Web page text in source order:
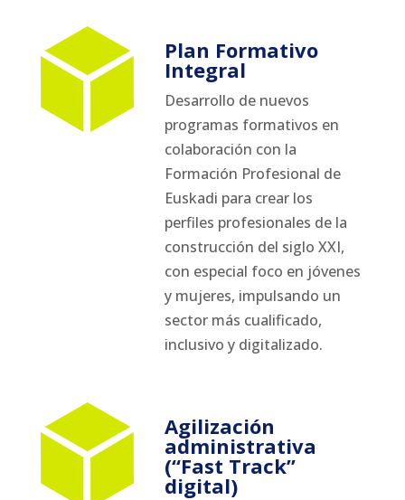
Plan Formativo
Integral
Desarrollo de nuevos
programas formativos en
colaboración con la
Formación Profesional de
Euskadi para crear los
perfiles profesionales de la
construcción del siglo XXI,
con especial foco en jóvenes
y mujeres, impulsando un
sector más cualificado,
inclusivo y digitalizado.
Agilización
administrativa
(“Fast Track”
digital)